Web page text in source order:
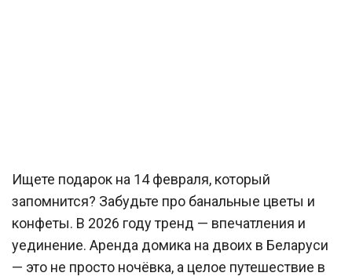
Ищете подарок на 14 февраля, который
запомнится? Забудьте про банальные цветы и
конфеты. В 2026 году тренд — впечатления и
уединение. Аренда домика на двоих в Беларуси
— это не просто ночёвка, а целое путешествие в